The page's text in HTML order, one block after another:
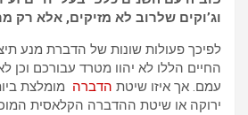
וג’וקים שלרוב לא מזיקים, אלא רק
לפיכך פעולות שונות של הדברת מנע
החיים הללו לא יהוו מטרד עבורכם וכן
עמם. אך איזו שיטת הדברה מומלצת
ירוקה או שיטת ההדברה הקלאסית